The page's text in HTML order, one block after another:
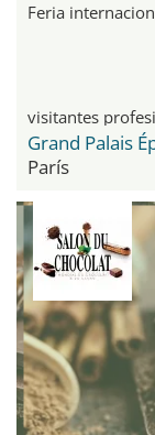
Feria
visitantes
Grand Palais
París